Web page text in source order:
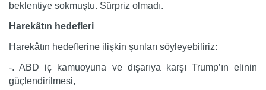
beklentiye sokmuştu. Sürpriz olmadı.
Harekâtın hedefleri
Harekâtın hedeflerine ilişkin şunları söyleyebiliriz:
-. ABD iç kamuoyuna ve dışarıya karşı Trump’ın elinin
güçlendirilmesi,